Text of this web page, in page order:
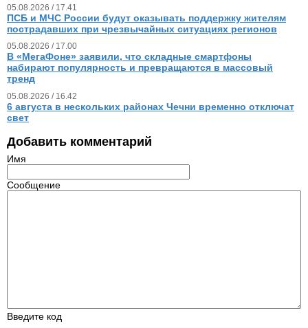
05.08.2026 / 17.41
ПСБ и МЧС России будут оказывать поддержку жителям
пострадавших при чрезвычайных ситуациях регионов
05.08.2026 / 17.00
В «МегаФоне» заявили, что складные смартфоны
набирают популярность и превращаются в массовый
тренд
05.08.2026 / 16.42
6 августа в нескольких районах Чечни временно отключат
свет
Добавить комментарий
Имя
Сообщение
Введите код